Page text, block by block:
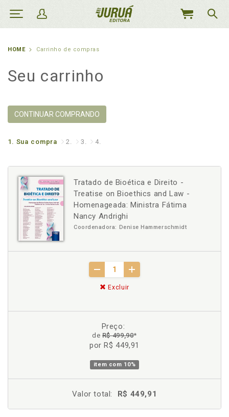
MEU
HOME Carrinho de compras
Seu carrinho
CONTINUAR COMPRANDO
1. Sua compra 2. 3. 4.
Tratado de Bioética e Direito -
Treatise on Bioethics and Law -
Homenageada: Ministra Fátima
Nancy Andrighi
Coordenadora: Denise Hammerschmidt
Excluir
Preço:
deR$ 499,90*
por R$ 449,91
item com 10%
Valor total: R$ 449,91